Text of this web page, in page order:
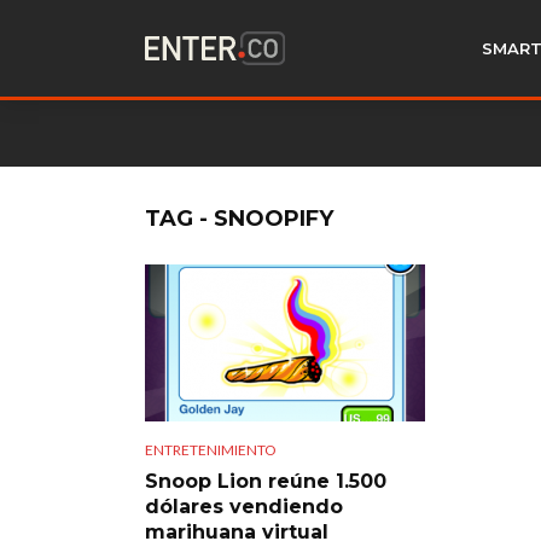
TAG - SNOOPIFY
ENTRETENIMIENTO
Snoop Lion reúne 1.500
dólares vendiendo
marihuana virtual